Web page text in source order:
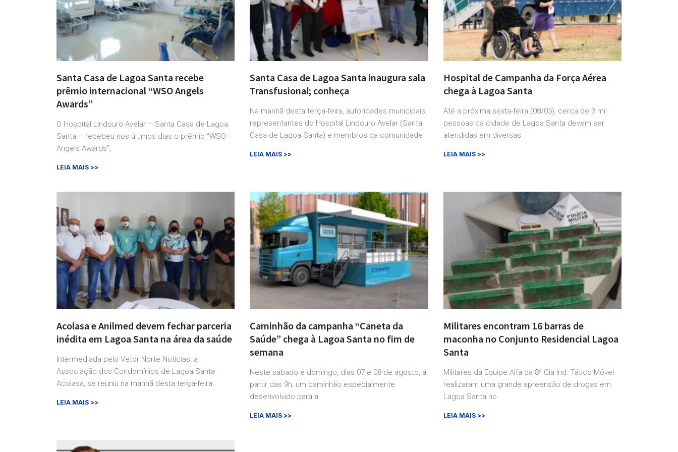
Santa Casa de Lagoa Santa recebe
prêmio internacional “WSO Angels
Awards”
O Hospital Lindouro Avelar – Santa Casa de Lagoa
Santa – recebeu nos últimos dias o prêmio “WSO
Angels Awards”,
LEIA MAIS >>
Santa Casa de Lagoa Santa inaugura sala
Transfusional; conheça
Na manhã desta terça-feira, autoridades municipais,
representantes do Hospital Lindouro Avelar (Santa
Casa de Lagoa Santa) e membros da comunidade
LEIA MAIS >>
Hospital de Campanha da Força Aérea
chega à Lagoa Santa
Até a próxima sexta-feira (08/05), cerca de 3 mil
pessoas da cidade de Lagoa Santa devem ser
atendidas em diversas
LEIA MAIS >>
Acolasa e Anilmed devem fechar parceria
inédita em Lagoa Santa na área da saúde
Intermediada pelo Vetor Norte Notícias, a
Associação dos Condomínios de Lagoa Santa –
Acolasa, se reuniu na manhã desta terça-feira
LEIA MAIS >>
Caminhão da campanha “Caneta da
Saúde” chega à Lagoa Santa no fim de
semana
Neste sábado e domingo, dias 07 e 08 de agosto, a
partir das 9h, um caminhão especialmente
desenvolvido para a
LEIA MAIS >>
Militares encontram 16 barras de
maconha no Conjunto Residencial Lagoa
Santa
Militares da Equipe Alfa da 8ª Cia Ind. Tático Móvel
realizaram uma grande apreensão de drogas em
Lagoa Santa no
LEIA MAIS >>